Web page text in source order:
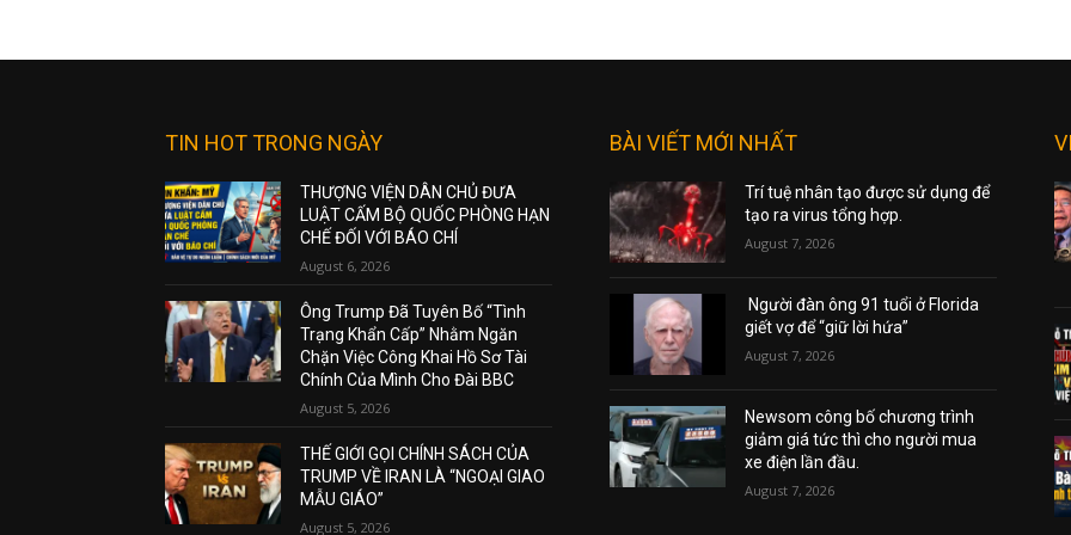
TIN HOT TRONG NGÀY
THƯỢNG VIỆN DÂN CHỦ ĐƯA
LUẬT CẤM BỘ QUỐC PHÒNG HẠN
CHẾ ĐỐI VỚI BÁO CHÍ
August 6, 2026
Ông Trump Đã Tuyên Bố “Tình
Trạng Khẩn Cấp” Nhằm Ngăn
Chặn Việc Công Khai Hồ Sơ Tài
Chính Của Mình Cho Đài BBC
August 5, 2026
THẾ GIỚI GỌI CHÍNH SÁCH CỦA
TRUMP VỀ IRAN LÀ “NGOẠI GIAO
MẪU GIÁO”
August 5, 2026
BÀI VIẾT MỚI NHẤT
Trí tuệ nhân tạo được sử dụng để
tạo ra virus tổng hợp.
August 7, 2026
Người đàn ông 91 tuổi ở Florida
giết vợ để “giữ lời hứa”
August 7, 2026
Newsom công bố chương trình
giảm giá tức thì cho người mua
xe điện lần đầu.
August 7, 2026